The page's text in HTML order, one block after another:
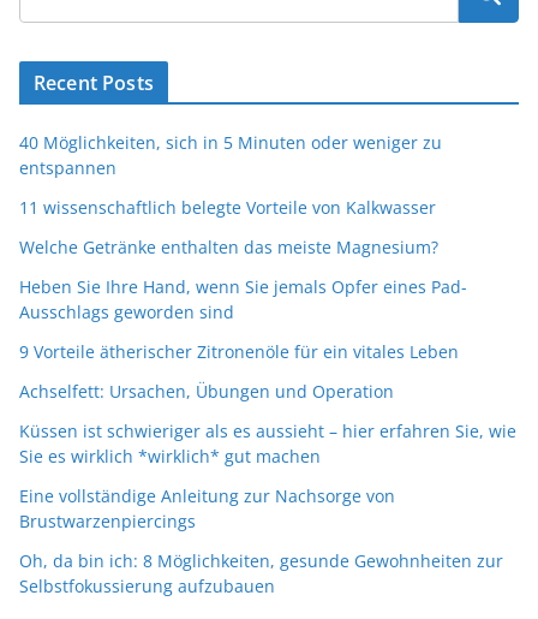
Recent Posts
40 Möglichkeiten, sich in 5 Minuten oder weniger zu
entspannen
11 wissenschaftlich belegte Vorteile von Kalkwasser
Welche Getränke enthalten das meiste Magnesium?
Heben Sie Ihre Hand, wenn Sie jemals Opfer eines Pad-
Ausschlags geworden sind
9 Vorteile ätherischer Zitronenöle für ein vitales Leben
Achselfett: Ursachen, Übungen und Operation
Küssen ist schwieriger als es aussieht – hier erfahren Sie, wie
Sie es wirklich *wirklich* gut machen
Eine vollständige Anleitung zur Nachsorge von
Brustwarzenpiercings
Oh, da bin ich: 8 Möglichkeiten, gesunde Gewohnheiten zur
Selbstfokussierung aufzubauen